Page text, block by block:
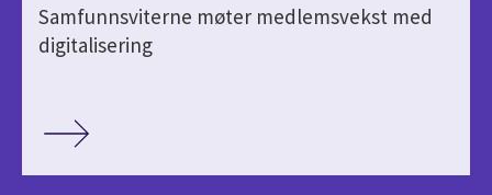
Samfunnsviterne møter medlemsvekst med
digitalisering